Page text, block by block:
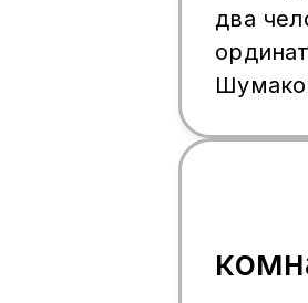
два
будем рады. На